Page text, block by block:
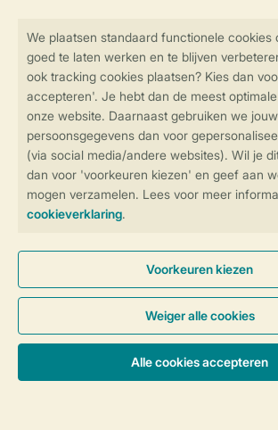
Controle over jouw
Instellingen wijzigen
Veilig en snel online boeken
Veilige gegevensoverdracht
Veilige betaling
Algemene Voorwaarden Privacy Notice
Toegankelijkheid ©